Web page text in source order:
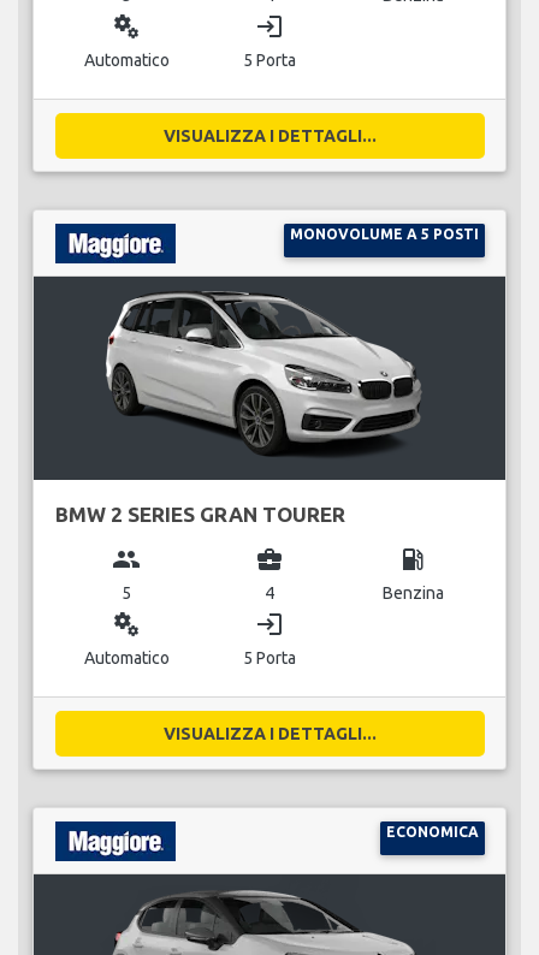
miscellaneous_services
Automatico
login
5 Porta
VISUALIZZA I DETTAGLI...
MONOVOLUME A 5 POSTI
BMW 2 SERIES GRAN TOURER
group
5
business_center
4
local_gas_station
Benzina
miscellaneous_services
Automatico
login
5 Porta
VISUALIZZA I DETTAGLI...
ECONOMICA